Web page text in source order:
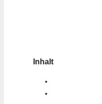
Inhalt